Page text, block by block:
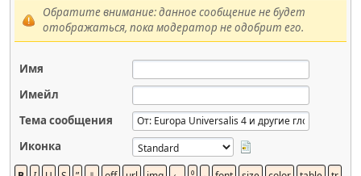
Обратите внимание: данное сообщение не будет
отображаться, пока модератор не одобрит его.
Имя
Имейл
Тема сообщения
Иконка